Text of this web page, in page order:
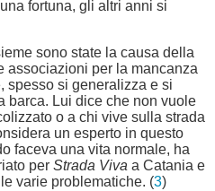
fortuna, gli altri anni si
sono state la causa della
associazioni per la mancanza
spesso si generalizza e si
barca. Lui dice che non vuole
o a chi vive sulla strada
un esperto in questo
faceva una vita normale, ha
per Strada Viva a Catania e
varie problematiche. (3)